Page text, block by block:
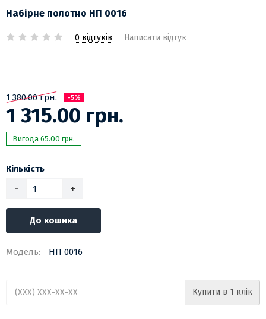
Набірне полотно НП 0016
0 відгуків Написати відгук
1 380.00 грн. -5%
1 315.00 грн.
Вигода 65.00 грн.
Кількість
-
+
До кошика
Модель: НП 0016
Купити в 1 клік